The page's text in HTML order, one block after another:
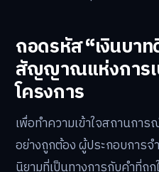
ถอดรหัส “เงินบา
สัญญาณแห่งการเ
โครงการ
เพื่อทำความเข้าใจสถานกา
อย่างถูกต้อง ผู้ประกอบการจ
นิยามที่เป็นทางการกับคำที่ถู